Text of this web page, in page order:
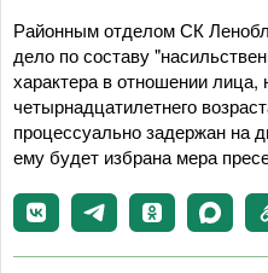
Районным отделом СК
дело по составу
характера в отношении лица,
четырнадцатилетнего
процессуально задержан на
ему будет избрана мера